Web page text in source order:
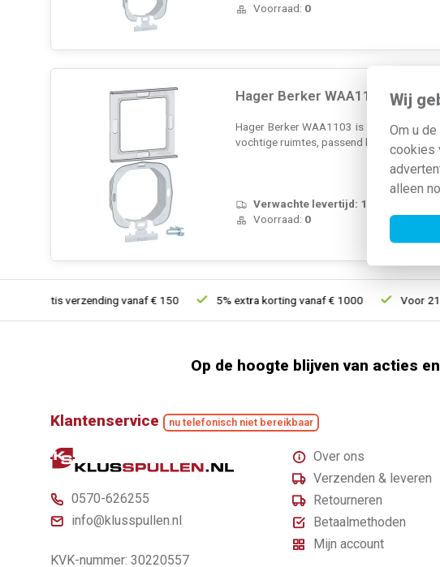
Wij
Om u
cookies
alleen
Voorraad: 0
Hager Berker WAA1103
Hager Berker WAA1103 is een
vochtige ruimtes, passend binnen A.1, A.8,
Verwachte levertijd: 1-2 weken
Voorraad: 0
Gratis verzending vanaf € 150 5% extra korting vanaf € 1000 Voor 21u
Op de hoogte blijven van acties
Klantenservice nu telefonisch niet bereikbaar
0570-626255
info@klusspullen.nl
KVK-nummer: 30220557
Over ons
Verzenden & leveren
Retourneren
Betaalmethoden
Mijn account